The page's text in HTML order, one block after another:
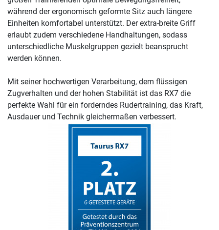
während der ergonomisch geformte Sitz auch längere
Einheiten komfortabel unterstützt. Der extra-breite Griff
erlaubt zudem verschiedene Handhaltungen, sodass
unterschiedliche Muskelgruppen gezielt beansprucht
werden können.
Mit seiner hochwertigen Verarbeitung, dem flüssigen
Zugverhalten und der hohen Stabilität ist das RX7 die
perfekte Wahl für ein forderndes Rudertraining, das Kraft,
Ausdauer und Technik gleichermaßen verbessert.